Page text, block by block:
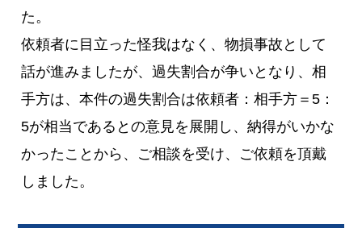
た。
依頼者に目立った怪我はなく、物損事故として
話が進みましたが、過失割合が争いとなり、相
手方は、本件の過失割合は依頼者：相手方＝5：
5が相当であるとの意見を展開し、納得がいかな
かったことから、ご相談を受け、ご依頼を頂戴
しました。